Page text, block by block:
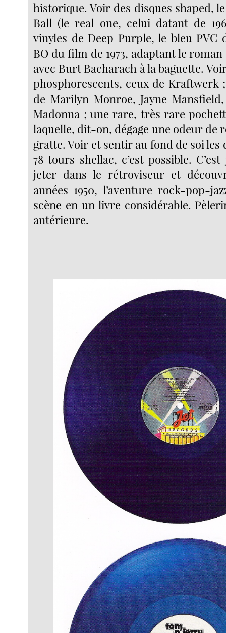
historique. Voir des disques shaped,
Ball (le real one, celui datant de
vinyles de Deep Purple, le bleu PVC
BO du film de 1973, adaptant le
avec Burt Bacharach à la baguette.
phosphorescents, ceux de Kraftwerk
de Marilyn Monroe, Jayne
Madonna ; une rare, très rare
laquelle, dit-on, dégage une odeur de
gratte. Voir et sentir au fond de soi les
78 tours shellac, c’est possible.
jeter dans le rétroviseur et
années 1950, l’aventure rock-pop-
scène en un livre considérable.
antérieure.